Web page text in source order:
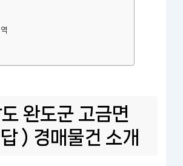
완도군 고금면
) 경매물건 소개